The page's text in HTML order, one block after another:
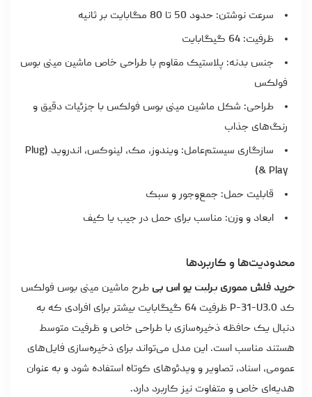
سرعت نوشتن: حدود 50 تا 80 مگابایت بر ثانیه
ظرفیت: 64 گیگابایت
جنس بدنه: پلاستیک مقاوم با طراحی خاص ماشین مینی بوس
فولکس
طراحی: شکل ماشین مینی بوس فولکس با جزئیات دقیق و
رنگ‌های جذاب
سازگاری سیستم‌عامل: ویندوز، مک، لینوکس، اندروید (Plug
& Play)
قابلیت حمل: جمع‌وجور و سبک
ابعاد و وزن: مناسب برای حمل در جیب یا کیف
محدودیت‌ها و کاربردها
خرید فلش مموری پرلیت یو اس بی طرح ماشین مینی بوس فولکس
کد P-31-U3.0 ظرفیت 64 گیگابایت بیشتر برای افرادی که به
دنبال یک حافظه ذخیره‌سازی با طراحی خاص و ظرفیت متوسط
هستند مناسب است. این مدل می‌تواند برای ذخیره‌سازی فایل‌های
عمومی، اسناد، تصاویر و ویدئوهای کوتاه استفاده شود و به عنوان
هدیه‌ای خاص و متفاوت نیز کاربرد دارد.